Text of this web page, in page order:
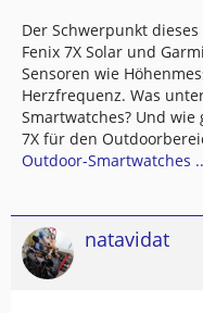
Der Schwerpunkt
Fenix 7X Solar und
Sensoren wie
Herzfrequenz. Was
Smartwatches? Und
7X für den
Outdoor-Smartwatches
natavidat